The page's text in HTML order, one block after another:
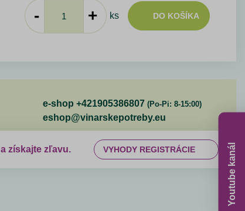
- + ks DO KOŠÍKA
e-shop +421905386807 (Po-Pi: 8-15:00)
eshop@vinarskepotreby.eu
a získajte zľavu. VYHODY REGISTRÁCIE Youtube kanál